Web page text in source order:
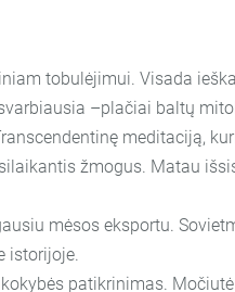
tobulėjimui. Visada
–plačiai baltų
meditaciją,
žmogus. Matau
mėsos eksportu.
istorijoje.
patikrinimas.